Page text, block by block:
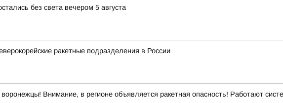
без света вечером 5 августа
ракетные подразделения в России
Внимание, в регионе объявляется ракетная опасность! Работают